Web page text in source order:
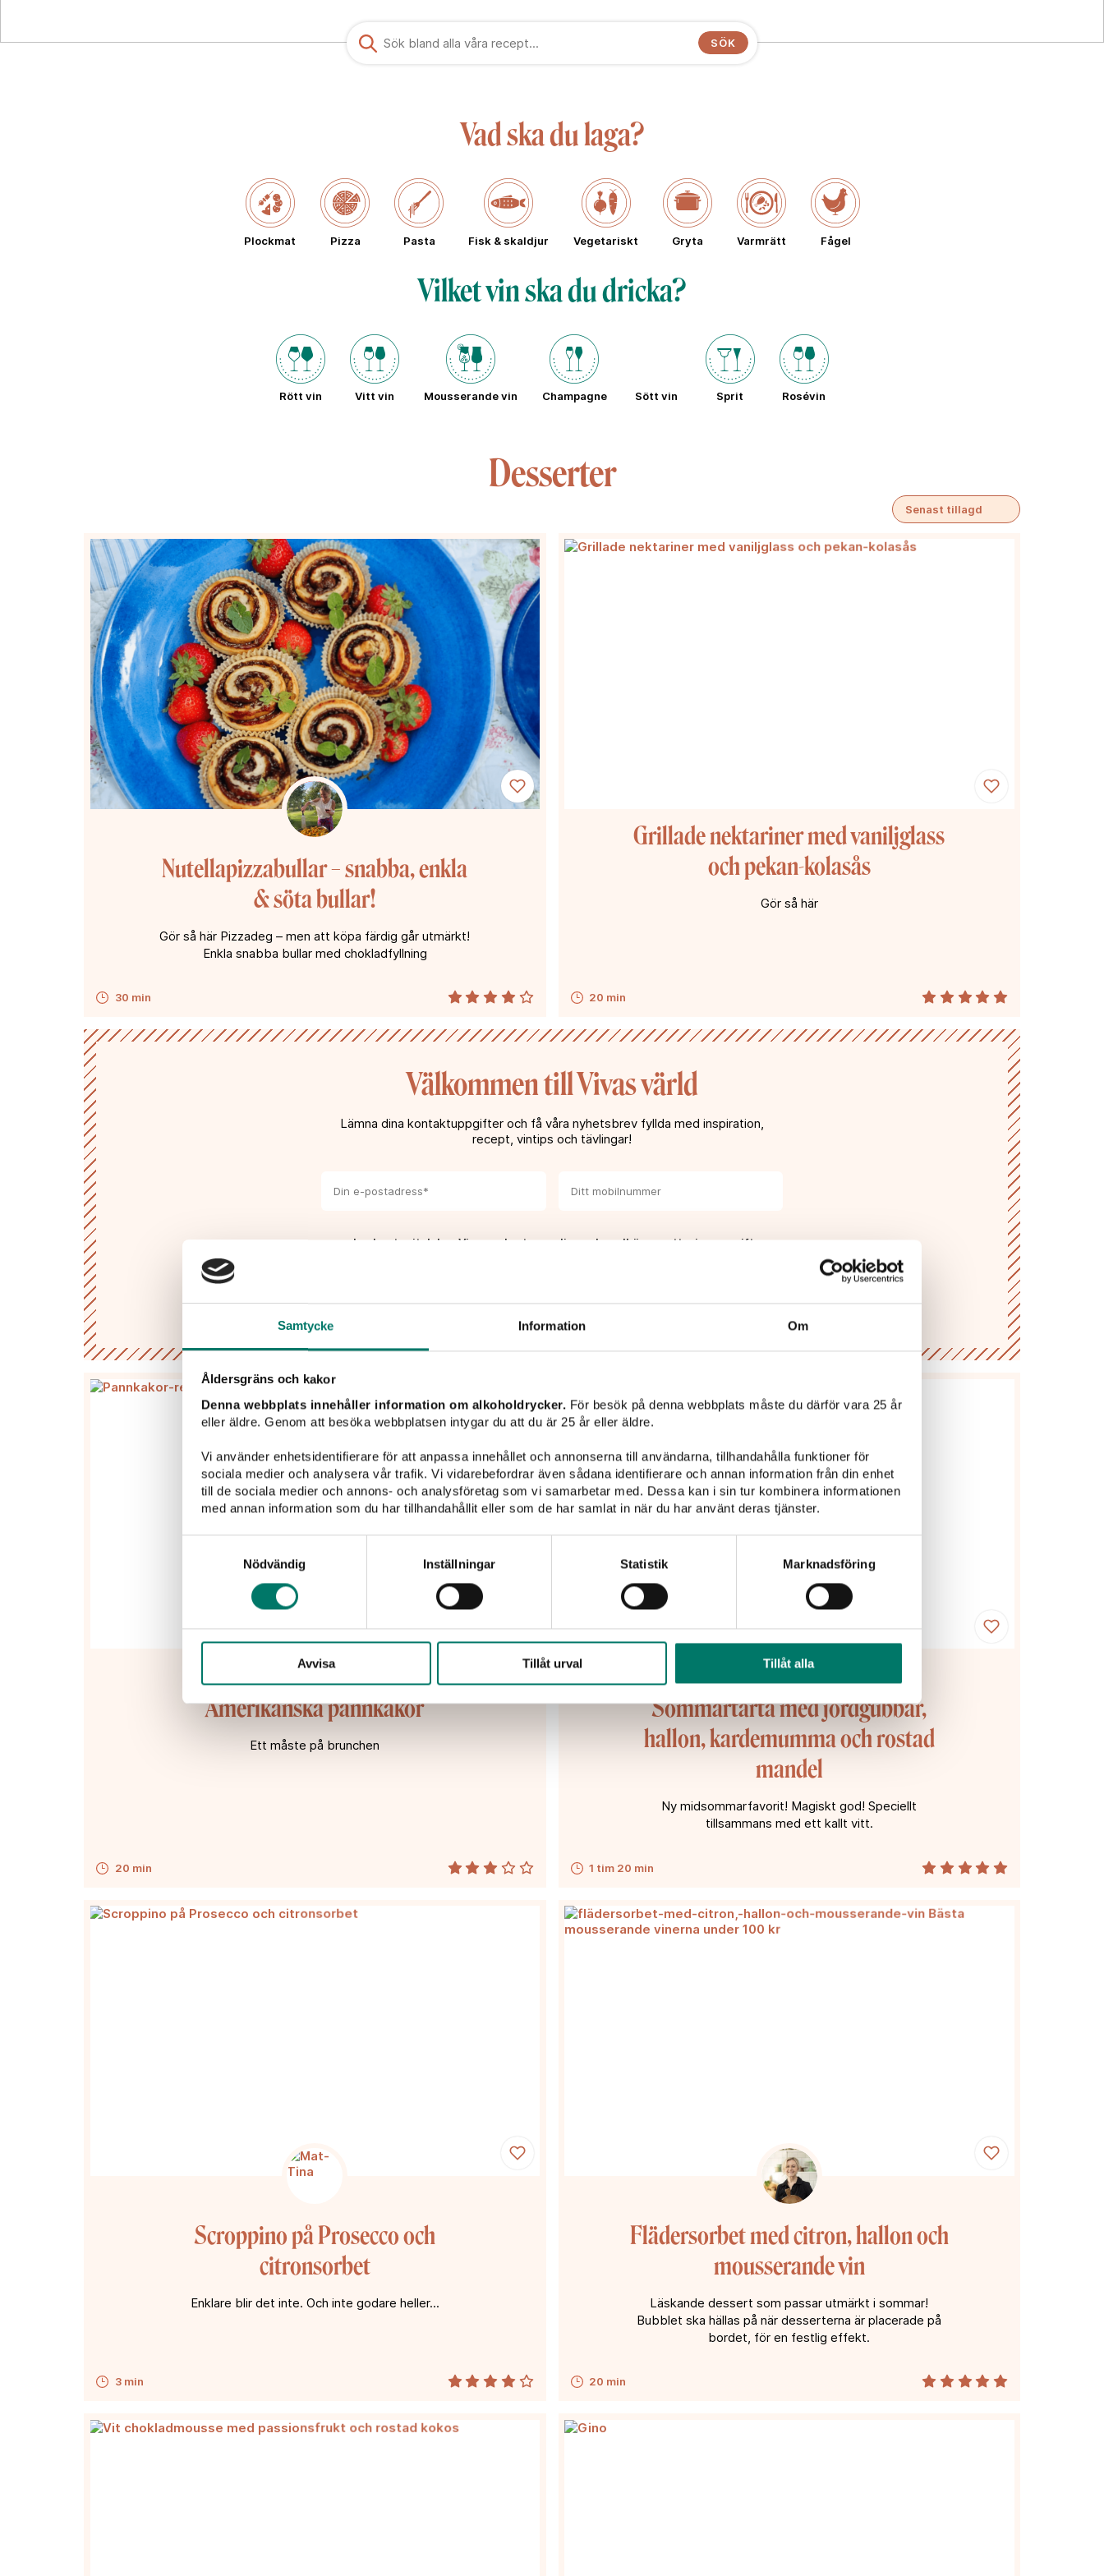
Samtycke Information Om
Åldersgräns och kakor
Denna webbplats innehåller information om alkoholdrycker. För besök på denna webbplats måste du därför vara 25 år
eller äldre. Genom att besöka webbplatsen intygar du att du är 25 år eller äldre.
Vi använder enhetsidentifierare för att anpassa innehållet och annonserna till användarna, tillhandahålla funktioner för
sociala medier och analysera vår trafik. Vi vidarebefordrar även sådana identifierare och annan information från din enhet
till de sociala medier och annons- och analysföretag som vi samarbetar med. Dessa kan i sin tur kombinera informationen
med annan information som du har tillhandahållit eller som de har samlat in när du har använt deras tjänster.
Nödvändig
Inställningar Statistik Marknadsföring
Avvisa Tillåt urval Tillåt alla
SÖK
Vad ska du laga?
Plockmat Pizza Pasta Fisk & skaldjur Vegetariskt Gryta Varmrätt Fågel
Vilket vin ska du dricka?
Rött vin Vitt vin Mousserande vin Champagne Sött vin Sprit Rosévin
Desserter
Senast tillagd
30 min
Nutellapizzabullar – snabba, enkla
& söta bullar!
Gör så här Pizzadeg – men att köpa färdig går utmärkt!
Enkla snabba bullar med chokladfyllning
20 min
Grillade nektariner med vaniljglass
och pekan-kolasås
Gör så här
20 min
Amerikanska pannkakor
Ett måste på brunchen
1 tim 20 min
Sommartårta med jordgubbar,
hallon, kardemumma och rostad
mandel
Ny midsommarfavorit! Magiskt god! Speciellt
tillsammans med ett kallt vitt.
3 min
Scroppino på Prosecco och
citronsorbet
Enklare blir det inte. Och inte godare heller...
20 min
Flädersorbet med citron, hallon och
mousserande vin
Läskande dessert som passar utmärkt i sommar!
Bubblet ska hällas på när desserterna är placerade på
bordet, för en festlig effekt.
Välkommen till Vivas värld
Lämna dina kontaktuppgifter och få våra nyhetsbrev fyllda med inspiration,
recept, vintips och tävlingar!
Jag har tagit del av Vivassekretesspolicyoch godkänner att mina uppgifter
PRENUMERERA